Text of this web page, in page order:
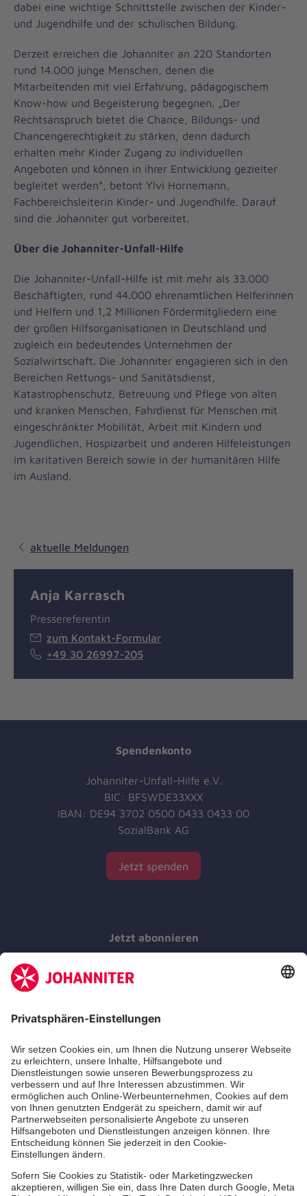
dabei eine wichtige Schnittstelle zwischen der Kinder-
und Jugendhilfe und der schulischen Bildung.
Derzeit erreichen die Johanniter an 220 Standorten
rund 14.000 junge Menschen, denen die
Mitarbeitenden mit viel Erfahrung, pädagogischem
Know-how und Begeisterung begegnen. „Der
Rechtsanspruch bietet die Chance, Bildungs- und
Chancengerechtigkeit zu stärken, denn dadurch
erhalten mehr Kinder Zugang zu individuellen
Angeboten und können in ihrer Entwicklung gezielter
begleitet werden“, betont Ylvi Hornemann,
Fachbereichsleiterin Kinder- und Jugendhilfe. Darauf
sind die Johanniter gut vorbereitet.
Über die Johanniter-Unfall-Hilfe
Die Johanniter-Unfall-Hilfe ist mit mehr als 33.000
Beschäftigten, rund 44.000 ehrenamtlichen Helferinnen
und Helfern und 1,2 Millionen Fördermitgliedern eine
der großen Hilfsorganisationen in Deutschland und
zugleich ein bedeutendes Unternehmen der
Sozialwirtschaft. Die Johanniter engagieren sich in den
Bereichen Rettungs- und Sanitätsdienst,
Katastrophenschutz, Betreuung und Pflege von alten
und kranken Menschen, Fahrdienst für Menschen mit
eingeschränkter Mobilität, Arbeit mit Kindern und
Jugendlichen, Hospizarbeit und anderen Hilfeleistungen
im karitativen Bereich sowie in der humanitären Hilfe
im Ausland.
aktuelle Meldungen
Anja Karrasch
Pressereferentin
zum Kontakt-Formular
+49 30 26997-205
Spendenkonto
Johanniter-Unfall-Hilfe e.V.
BIC: BFSWDE33XXX
IBAN: DE94 3702 0500 0433 0433 00
SozialBank AG
Jetzt spenden
Jetzt abonnieren
Abständen über unsere Arbeit.
Jetzt abonnieren
Zertifizierung der Johanniter-Unfall-Hilfe e.V.
Über uns